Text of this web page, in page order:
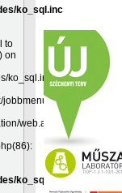
ko_sql.inc
to
on
ko_sql.inc:19
jobbmenu.inc(192):
web.app(349):
ko_sql.inc